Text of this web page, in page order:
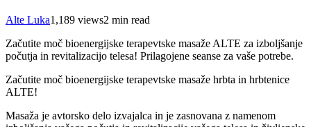
Alte Luka1,189 views2 min read
Začutite moč bioenergijske terapevtske masaže ALTE za izboljšanje
počutja in revitalizacijo telesa! Prilagojene seanse za vaše potrebe.
Začutite moč bioenergijske terapevtske masaže hrbta in hrbtenice
ALTE!
Masaža je avtorsko delo izvajalca in je zasnovana z namenom